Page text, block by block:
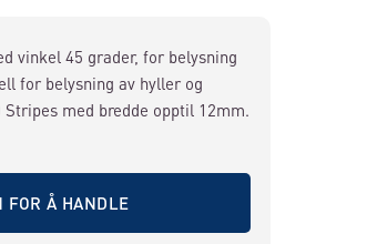
vinkel 45 grader, for belysning
for belysning av hyller og
med bredde opptil 12mm.
FOR Å HANDLE